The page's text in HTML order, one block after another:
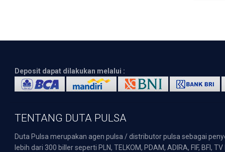
Deposit dapat dilakukan melalui :
TENTANG DUTA PULSA
Duta Pulsa merupakan agen pulsa / distributor pulsa sebagai
lebih dari 300 biller seperti PLN, TELKOM, PDAM, ADIRA, FIF,